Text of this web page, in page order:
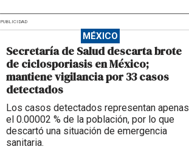
PUBLICIDAD
MÉXICO
Secretaría de Salud descarta brote
de ciclosporiasis en México;
mantiene vigilancia por 33 casos
detectados
Los casos detectados representan apenas
el 0.00002 % de la población, por lo que
descartó una situación de emergencia
sanitaria.